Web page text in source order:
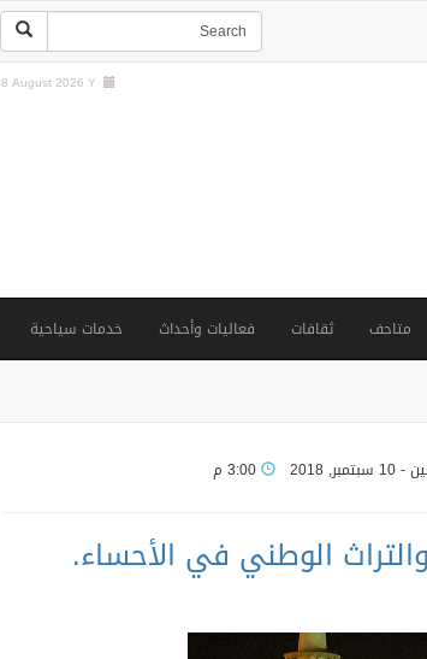
8 August 2026 Y |
متاحف ثقافات فعاليات وأحداث خدمات سياحية
سبتمبر, 2018 3:00 م
الوطني في الأحساء.